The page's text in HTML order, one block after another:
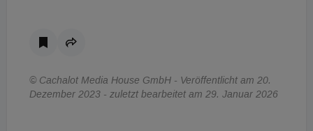
© Cachalot Media House GmbH - Veröffentlicht am 20.
Dezember 2023 - zuletzt bearbeitet am 29. Januar 2026